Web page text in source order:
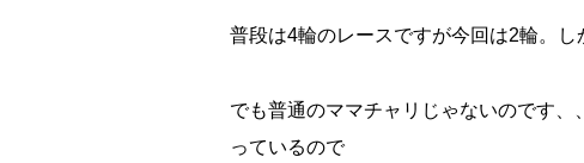
普段は4輪のレースですが今回は2輪。
でも普通のママチャリじゃないのです
っているので